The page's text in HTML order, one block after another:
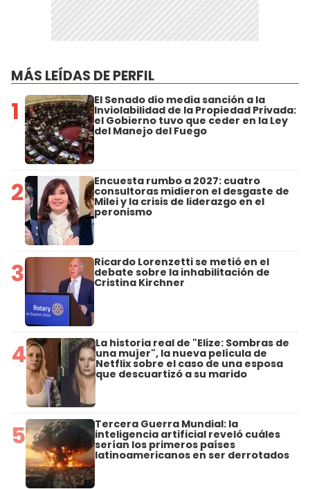
MÁS LEÍDAS DE PERFIL
1 El Senado dio media sanción a la
Inviolabilidad de la Propiedad Privada:
el Gobierno tuvo que ceder en la Ley
del Manejo del Fuego
2 Encuesta rumbo a 2027: cuatro
consultoras midieron el desgaste de
Milei y la crisis de liderazgo en el
peronismo
3 Ricardo Lorenzetti se metió en el
debate sobre la inhabilitación de
Cristina Kirchner
4 La historia real de "Elize: Sombras de
una mujer", la nueva película de
Netflix sobre el caso de una esposa
que descuartizó a su marido
5 Tercera Guerra Mundial: la
inteligencia artificial reveló cuáles
serían los primeros países
latinoamericanos en ser derrotados